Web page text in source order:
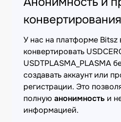
конвертирования
У нас на платформе
конвертировать
USDTPLASMA_PLASMA
создавать аккаунт или
регистрации. Это
полную анонимность и
информацией.